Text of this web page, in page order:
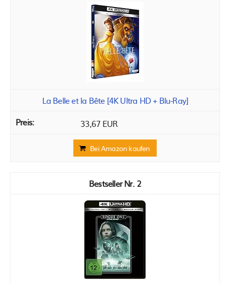
La Belle et la Bête [4K Ultra HD + Blu-Ray]
33,67 EUR
Bei Amazon kaufen
2